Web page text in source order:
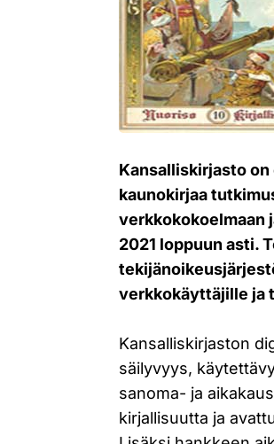
Kansalliskirjasto
kaunokirjaa
verkkokokoelmaan
2021 loppuun asti.
verkkokäyttäjille ja
Kansalliskirjaston
säilyvyys,
sanoma- ja
kirjallisuutta ja